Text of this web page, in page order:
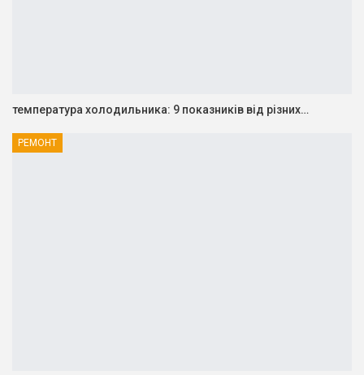
температура холодильника: 9 показників від різних…
РЕМОНТ